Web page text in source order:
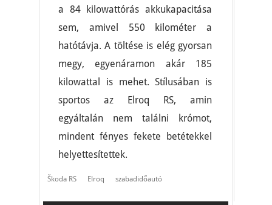
a 84 kilowattórás akkukapacitása
sem, amivel 550 kilométer a
hatótávja. A töltése is elég gyorsan
megy, egyenáramon akár 185
kilowattal is mehet. Stílusában is
sportos az Elroq RS, amin
egyáltalán nem találni krómot,
mindent fényes fekete betétekkel
helyettesítettek.
Škoda RS Elroq szabadidőautó